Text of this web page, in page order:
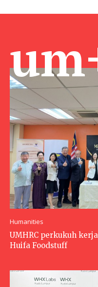
Humanities
UMHRC perkukuh
Huifa Foodstuff